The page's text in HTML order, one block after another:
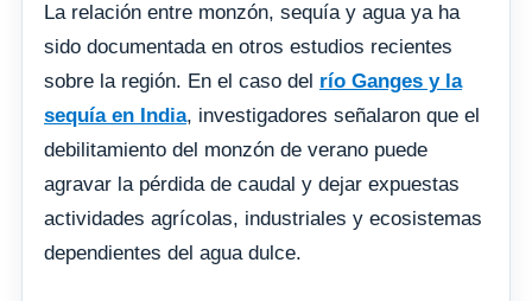
La relación entre monzón, sequía y agua ya ha
sido documentada en otros estudios recientes
sobre la región. En el caso del río Ganges y la
sequía en India, investigadores señalaron que el
debilitamiento del monzón de verano puede
agravar la pérdida de caudal y dejar expuestas
actividades agrícolas, industriales y ecosistemas
dependientes del agua dulce.